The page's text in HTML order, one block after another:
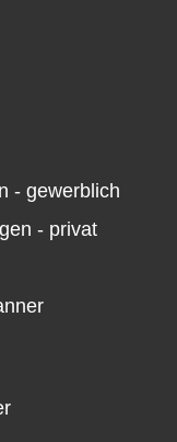
- gewerblich
- privat